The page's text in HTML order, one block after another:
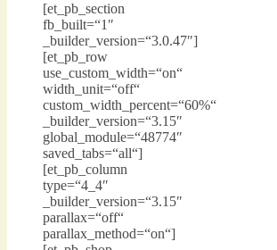
[et_pb_section
fb_built=“1″
_builder_version=“3.0.47″]
[et_pb_row
use_custom_width=“on“
width_unit=“off“
custom_width_percent=“60%“
_builder_version=“3.15″
global_module=“48774″
saved_tabs=“all“]
[et_pb_column
type=“4_4″
_builder_version=“3.15″
parallax=“off“
parallax_method=“on“]